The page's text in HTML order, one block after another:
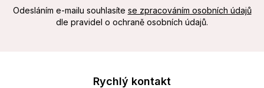
Odesláním e-mailu souhlasíte se zpracováním osobních údajů
dle pravidel o ochraně osobních údajů.
Rychlý kontakt